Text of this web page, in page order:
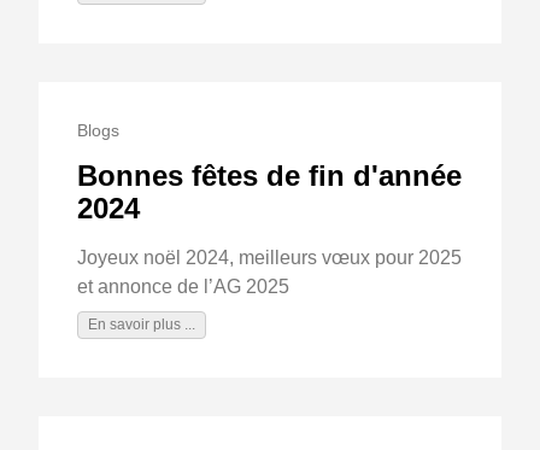
Blogs
Bonnes fêtes de fin d'année
2024
Joyeux noël 2024, meilleurs vœux pour 2025
et annonce de l’AG 2025
En savoir plus ...